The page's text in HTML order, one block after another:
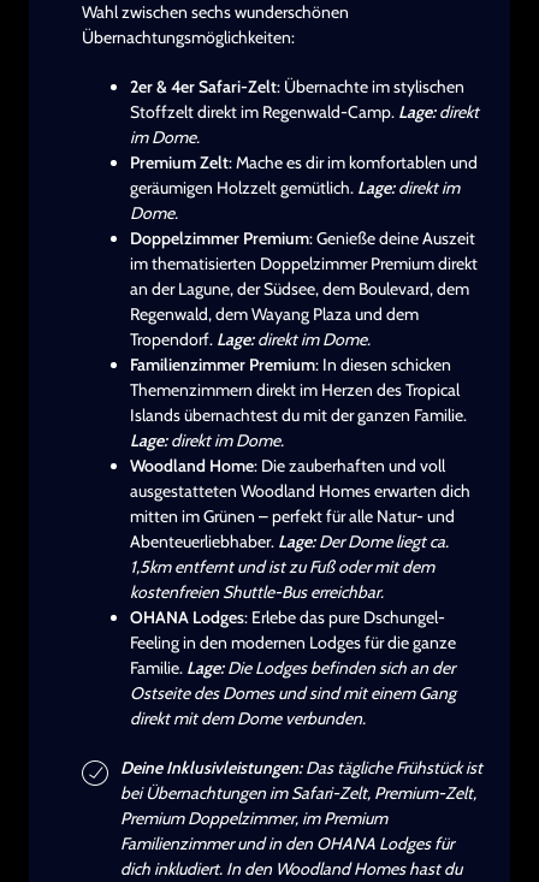
Wahl zwischen sechs wunderschönen
Übernachtungsmöglichkeiten:
2er & 4er Safari-Zelt: Übernachte im stylischen
Stoffzelt direkt im Regenwald-Camp. Lage:direkt
im Dome.
Premium Zelt: Mache es dir im komfortablen und
geräumigen Holzzelt gemütlich. Lage:direkt im
Dome.
Doppelzimmer Premium: Genieße deine Auszeit
im thematisierten Doppelzimmer Premium direkt
an der Lagune, der Südsee, dem Boulevard, dem
Regenwald, dem Wayang Plaza und dem
Tropendorf. Lage:direkt im Dome.
Familienzimmer Premium: In diesen schicken
Themenzimmern direkt im Herzen des Tropical
Islands übernachtest du mit der ganzen Familie.
Lage:direkt im Dome.
Woodland Home: Die zauberhaften und voll
ausgestatteten Woodland Homes erwarten dich
mitten im Grünen – perfekt für alle Natur- und
Abenteuerliebhaber. Lage:Der Dome liegt ca.
1,5km entfernt und ist zu Fuß oder mit dem
kostenfreien Shuttle-Bus erreichbar.
OHANA Lodges: Erlebe das pure Dschungel-
Feeling in den modernen Lodges für die ganze
Familie. Lage:Die Lodges befinden sich an der
Ostseite des Domes und sind mit einem Gang
direkt mit dem Dome verbunden.
Deine Inklusivleistungen:Das tägliche Frühstück ist
bei Übernachtungen im Safari-Zelt, Premium-Zelt,
Premium Doppelzimmer, im Premium
Familienzimmer und in den OHANA Lodges für
dich inkludiert. In den Woodland Homes hast du